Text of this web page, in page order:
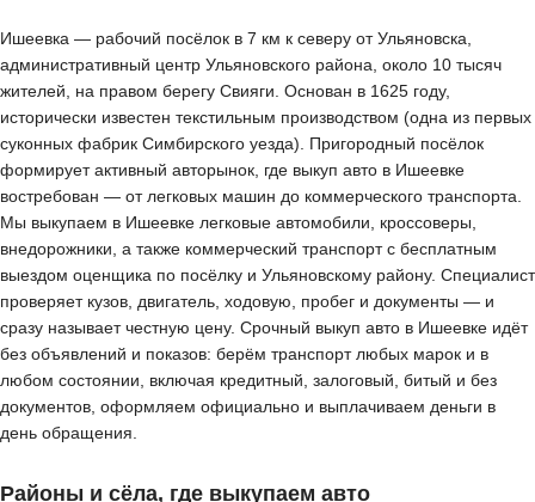
Ишеевка — рабочий посёлок в 7 км к северу от Ульяновска,
административный центр Ульяновского района, около 10 тысяч
жителей, на правом берегу Свияги. Основан в 1625 году,
исторически известен текстильным производством (одна из первых
суконных фабрик Симбирского уезда). Пригородный посёлок
формирует активный авторынок, где выкуп авто в Ишеевке
востребован — от легковых машин до коммерческого транспорта.
Мы выкупаем в Ишеевке легковые автомобили, кроссоверы,
внедорожники, а также коммерческий транспорт с бесплатным
выездом оценщика по посёлку и Ульяновскому району. Специалист
проверяет кузов, двигатель, ходовую, пробег и документы — и
сразу называет честную цену. Срочный выкуп авто в Ишеевке идёт
без объявлений и показов: берём транспорт любых марок и в
любом состоянии, включая кредитный, залоговый, битый и без
документов, оформляем официально и выплачиваем деньги в
день обращения.
Районы и сёла, где выкупаем авто